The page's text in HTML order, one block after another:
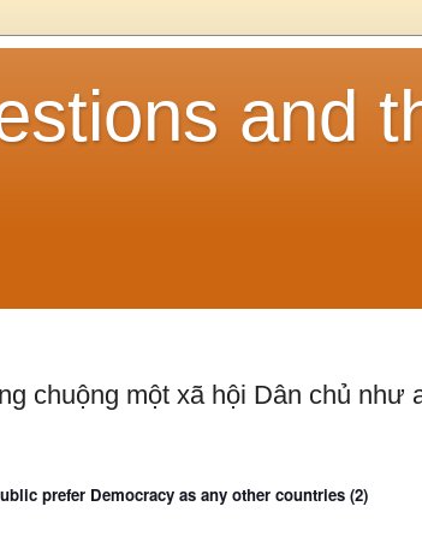
and
chuộng một xã hội Dân chủ như
prefer Democracy as any other countries (2)